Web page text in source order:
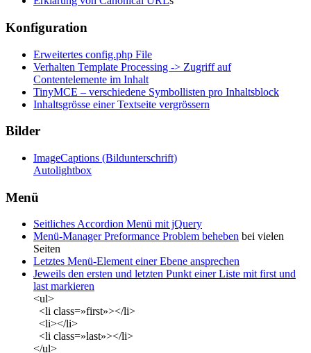
Konfiguration
Erweitertes config.php File
Verhalten Template Processing -> Zugriff auf
Contentelemente im Inhalt
TinyMCE – verschiedene Symbollisten pro Inhaltsblock
Inhaltsgrösse einer Textseite vergrössern
Bilder
ImageCaptions (Bildunterschrift)
Autolightbox
Menü
Seitliches Accordion Menü mit jQuery
Menü-Manager Preformance Problem beheben bei vielen
Seiten
Letztes Menü-Element einer Ebene ansprechen
Jeweils den ersten und letzten Punkt einer Liste mit first und
last markieren
<ul>
<li class=»first»></li>
<li></li>
<li class=»last»></li>
</ul>